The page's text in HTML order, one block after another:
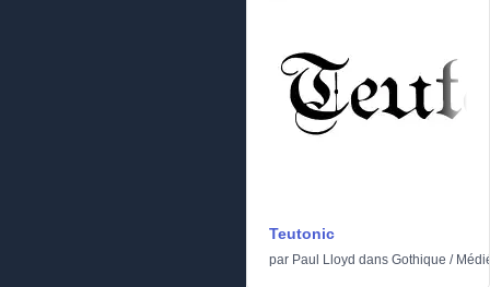
Teutonic
par Paul Lloyd dans Gothique /